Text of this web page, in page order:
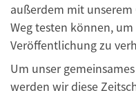
außerdem mit
Weg testen können,
Veröffentlichung zu
Um unser
werden wir diese